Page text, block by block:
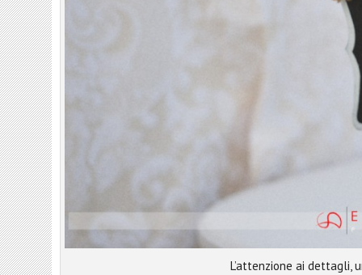
L’attenzione ai dettagli,